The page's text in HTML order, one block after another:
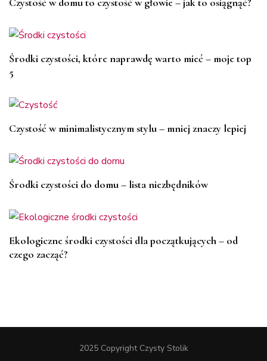
Środki czystości, które naprawdę warto mieć – moje top
5
Czystość w minimalistycznym stylu – mniej znaczy lepiej
Środki czystości do domu – lista niezbędników
Ekologiczne środki czystości dla początkujących – od
czego zacząć?
2025 Copyright Czysty Stolik